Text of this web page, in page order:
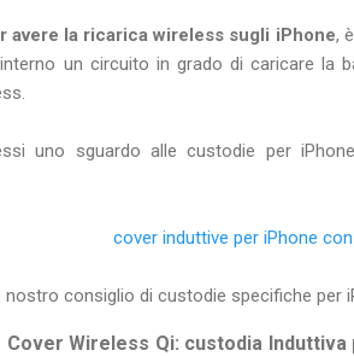
avere la ricarica wireless sugli iPhone,
un circuito in grado di caricare la
uno sguardo alle custodie per
cover induttive per iPhone
consiglio di custodie specifiche per
Cover Wireless Qi: custodia Induttiva